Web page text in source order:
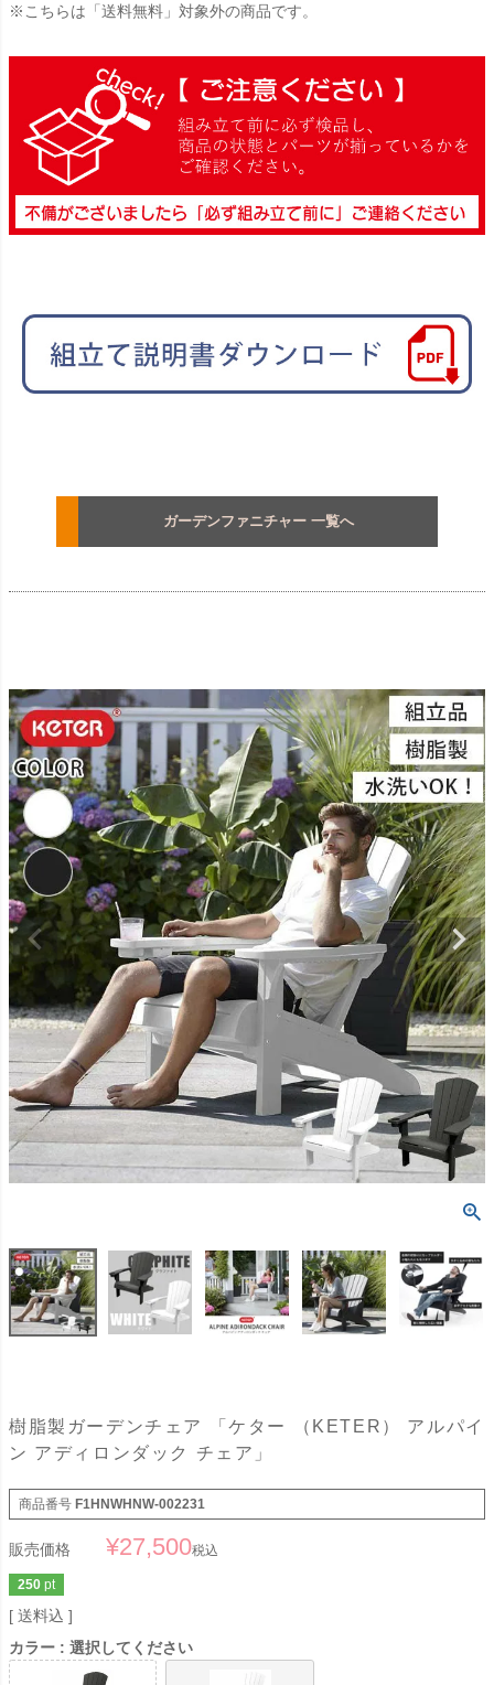
※こちらは「送料無料」対象外の商品です。
ガーデンファニチャー 一覧へ
樹脂製ガーデンチェア 「ケター （KETER） アルパイ
ン アディロンダック チェア」
商品番号 F1HNWHNW-002231
販売価格 ¥27,500税込
250 pt
送料込
カラー
選択してください